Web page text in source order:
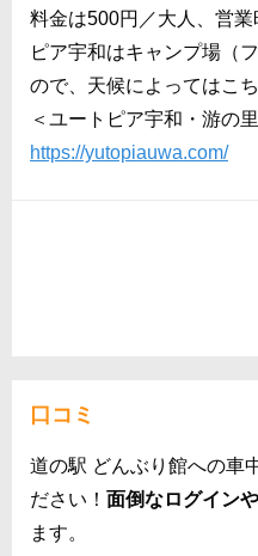
料金は500円／大人、営
ピア宇和はキャンプ場（
ので、天候によってはこ
＜ユートピア宇和・游の
https://yutopiauwa.com/
口コミ
道の駅 どんぶり館への車
ださい！ 面倒なログイン
ます。